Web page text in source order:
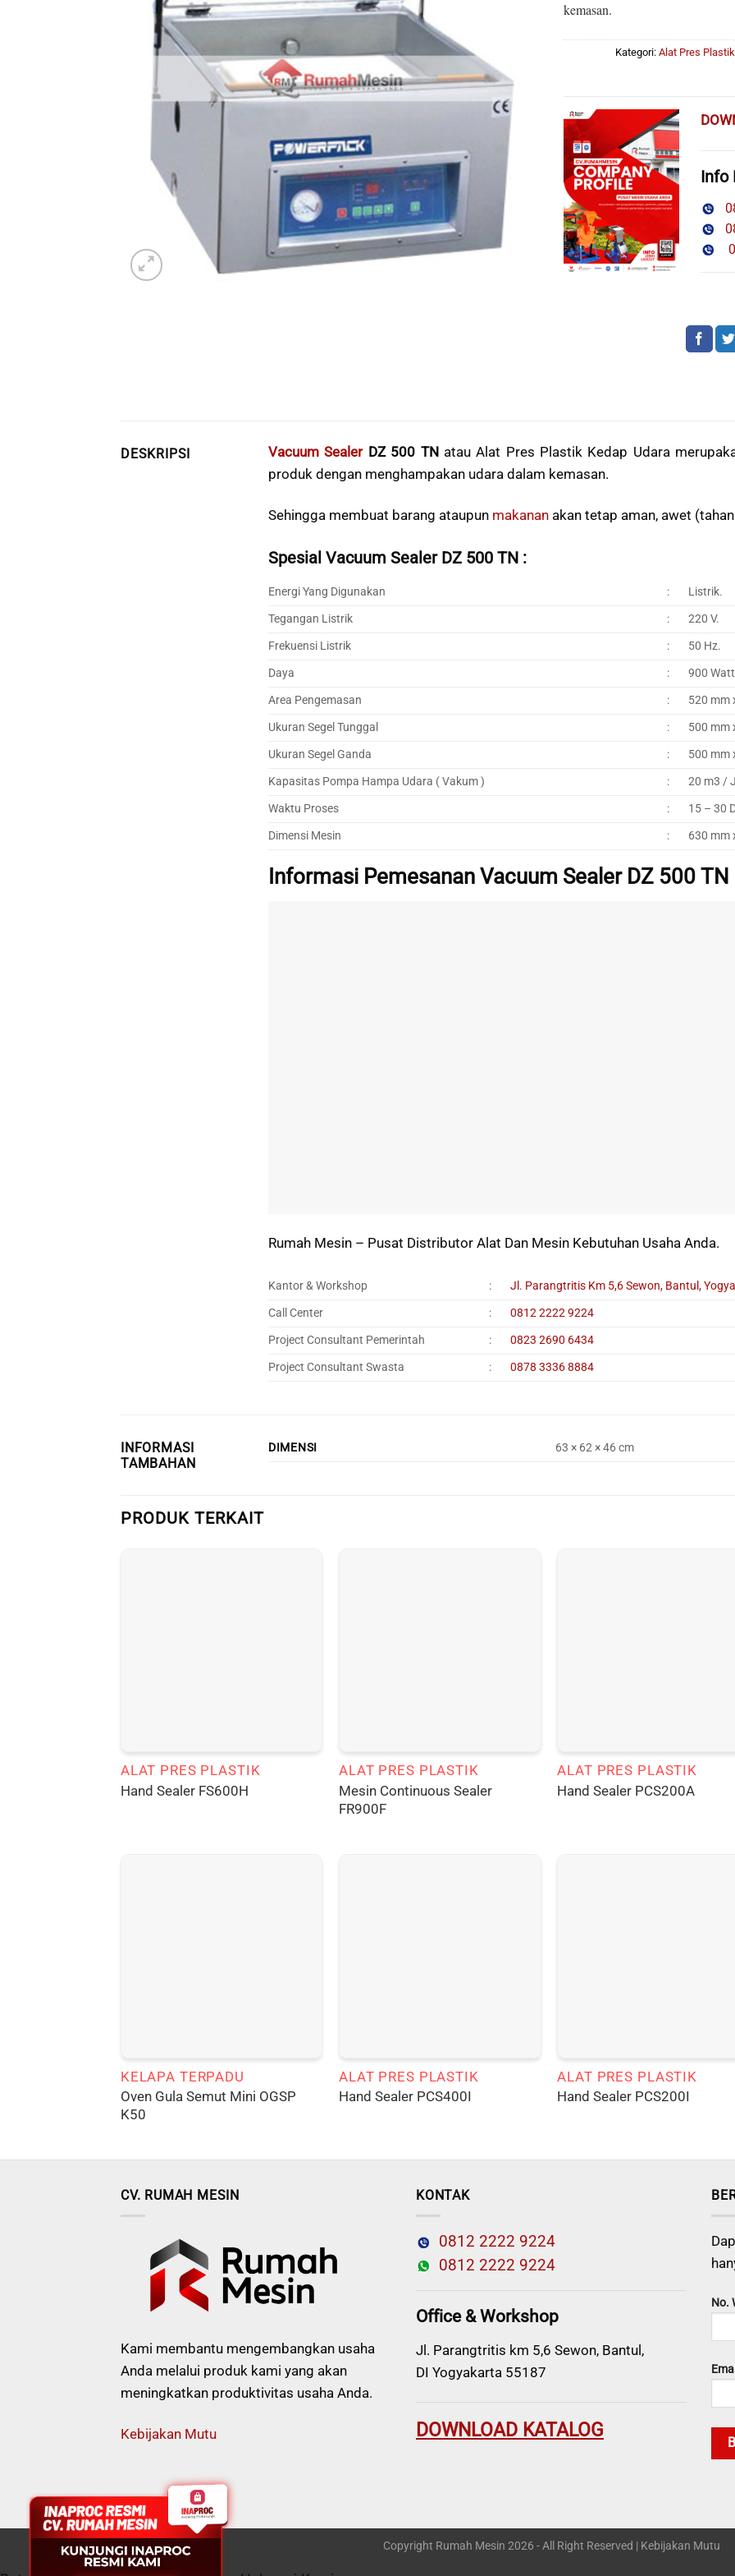
kemasan.
Kategori: Alat Pres Plastik
Info
DESKRIPSI Vacuum SealerDZ 500 TNatau Alat Pres Plastik Kedap Udara
produk dengan menghampakan udara dalam kemasan.
Sehingga membuat barang ataupun makanan akan tetap aman, awet
Spesial Vacuum Sealer DZ 500 TN :
Energi Yang Digunakan :
Listrik.
Tegangan Listrik
:
220 V.
Frekuensi Listrik
:
50 Hz.
Daya
:
900
Area Pengemasan
:
520 mm
Ukuran Segel Tunggal
:
500 mm
Ukuran Segel Ganda
:
500 mm
Kapasitas Pompa Hampa Udara ( Vakum )
:
20 m3 /
Waktu Proses
:
15 – 30
Dimensi Mesin
: 630 mm
Informasi Pemesanan Vacuum Sealer DZ 500 TN
Rumah Mesin – Pusat Distributor Alat Dan Mesin Kebutuhan Usaha Anda.
Kantor & Workshop :
Jl. Parangtritis Km 5,6 Sewon, Bantul,
Call Center
:
0812 2222 9224
Project Consultant Pemerintah
:
0823 2690 6434
Project Consultant Swasta
: 0878 3336 8884
INFORMASI
TAMBAHAN
DIMENSI 63 × 62 × 46 cm
PRODUK TERKAIT
ALAT PRES PLASTIK
Hand Sealer FS600H
ALAT PRES PLASTIK
Mesin Continuous Sealer
FR900F
ALAT PRES PLASTIK
Hand Sealer PCS200A
KELAPA TERPADU
Oven Gula Semut Mini OGSP
K50
ALAT PRES PLASTIK
Hand Sealer PCS400I
ALAT PRES PLASTIK
Hand Sealer PCS200I
CV. RUMAH MESIN
Kami membantu mengembangkan usaha
Anda melalui produk kami yang akan
meningkatkan produktivitas usaha Anda.
Kebijakan Mutu
KONTAK
0812 2222 9224
0812 2222 9224
Office & Workshop
Jl. Parangtritis km 5,6 Sewon, Bantul,
DI Yogyakarta 55187
DOWNLOAD KATALOG
No.
Copyright Rumah Mesin 2026 - All Right Reserved | Kebijakan Mutu